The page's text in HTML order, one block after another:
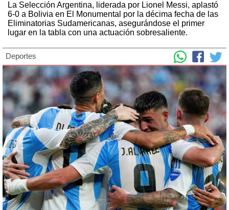
La Selección Argentina, liderada por Lionel Messi, aplastó
6-0 a Bolivia en El Monumental por la décima fecha de las
Eliminatorias Sudamericanas, asegurándose el primer
lugar en la tabla con una actuación sobresaliente.
Deportes